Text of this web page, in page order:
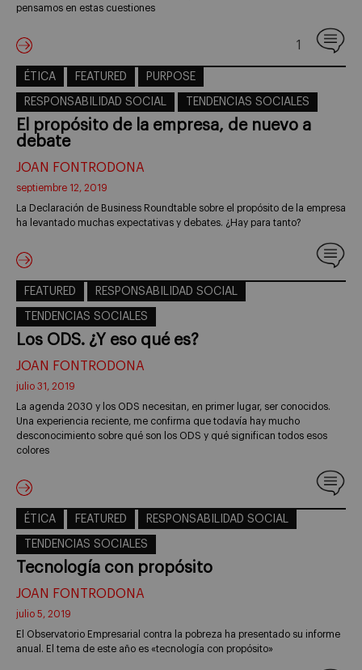
pensamos en estas cuestiones
1
ÉTICA FEATURED PURPOSE
RESPONSABILIDAD SOCIAL TENDENCIAS SOCIALES
El propósito de la empresa, de nuevo a
debate
JOAN FONTRODONA
septiembre 12, 2019
La Declaración de Business Roundtable sobre el propósito de la empresa
ha levantado muchas expectativas y debates. ¿Hay para tanto?
FEATURED RESPONSABILIDAD SOCIAL
TENDENCIAS SOCIALES
Los ODS. ¿Y eso qué es?
JOAN FONTRODONA
julio 31, 2019
La agenda 2030 y los ODS necesitan, en primer lugar, ser conocidos.
Una experiencia reciente, me confirma que todavía hay mucho
desconocimiento sobre qué son los ODS y qué significan todos esos
colores
ÉTICA FEATURED RESPONSABILIDAD SOCIAL
TENDENCIAS SOCIALES
Tecnología con propósito
JOAN FONTRODONA
julio 5, 2019
El Observatorio Empresarial contra la pobreza ha presentado su informe
anual. El tema de este año es «tecnología con propósito»